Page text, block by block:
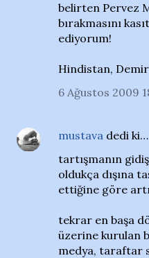
belirten Pervez
bırakmasını
ediyorum!
Hindistan,
6 Ağustos 2009
mustava dedi ki…
tartışmanın
oldukça dışına
ettiğine göre
tekrar en başa
üzerine kurulan
medya, taraftar